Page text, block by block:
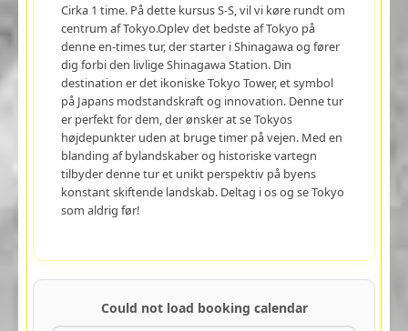
Cirka 1 time. På dette kursus S-S, vil vi køre rundt om
centrum af Tokyo.Oplev det bedste af Tokyo på
denne en-times tur, der starter i Shinagawa og fører
dig forbi den livlige Shinagawa Station. Din
destination er det ikoniske Tokyo Tower, et symbol
på Japans modstandskraft og innovation. Denne tur
er perfekt for dem, der ønsker at se Tokyos
højdepunkter uden at bruge timer på vejen. Med en
blanding af bylandskaber og historiske vartegn
tilbyder denne tur et unikt perspektiv på byens
konstant skiftende landskab. Deltag i os og se Tokyo
som aldrig før!
Could not load booking calendar